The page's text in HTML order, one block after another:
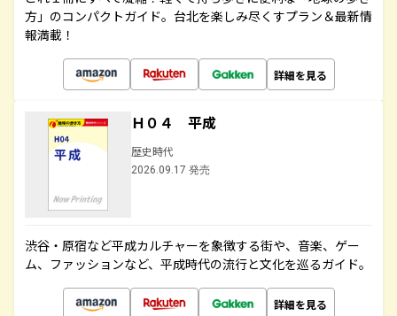
方」のコンパクトガイド。台北を楽しみ尽くすプラン＆最新情
報満載！
詳細を見る
Ｈ０４ 平成
歴史時代
2026.09.17 発売
渋谷・原宿など平成カルチャーを象徴する街や、音楽、ゲー
ム、ファッションなど、平成時代の流行と文化を巡るガイド。
詳細を見る